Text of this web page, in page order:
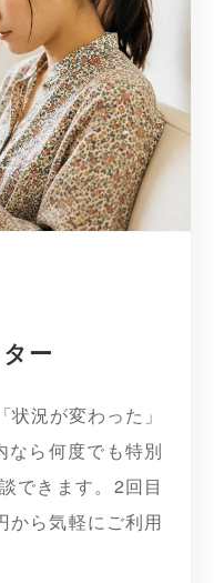
ー
状況が変わった」
なら何度でも特別
できます。2回目
から気軽にご利用